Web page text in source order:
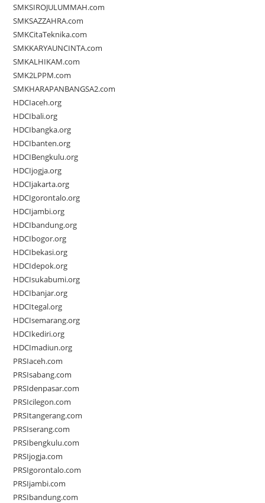
SMKSIROJULUMMAH.com
SMKSAZZAHRA.com
SMKCitaTeknika.com
SMKKARYAUNCINTA.com
SMKALHIKAM.com
SMK2LPPM.com
SMKHARAPANBANGSA2.com
HDCIaceh.org
HDCIbali.org
HDCIbangka.org
HDCIbanten.org
HDCIBengkulu.org
HDCIjogja.org
HDCIjakarta.org
HDCIgorontalo.org
HDCIjambi.org
HDCIbandung.org
HDCIbogor.org
HDCIbekasi.org
HDCIdepok.org
HDCIsukabumi.org
HDCIbanjar.org
HDCItegal.org
HDCIsemarang.org
HDCIkediri.org
HDCImadiun.org
PRSIaceh.com
PRSIsabang.com
PRSIdenpasar.com
PRSIcilegon.com
PRSItangerang.com
PRSIserang.com
PRSIbengkulu.com
PRSIjogja.com
PRSIgorontalo.com
PRSIjambi.com
PRSIbandung.com